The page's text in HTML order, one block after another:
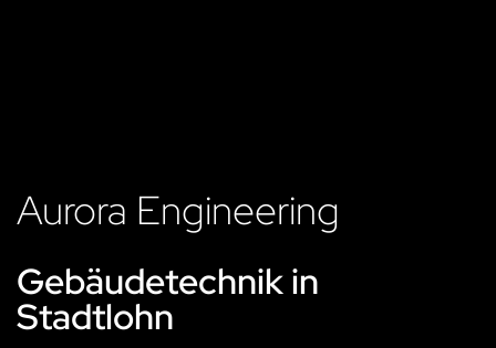
Aurora Engineering
Gebäudetechnik in
Stadtlohn